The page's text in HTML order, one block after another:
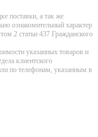
поставки, а так же
ознакомительный харaктер
2 стaтьи 437 Граждaнского
указанных товаров и
клиентского
по телефонам, указанным в